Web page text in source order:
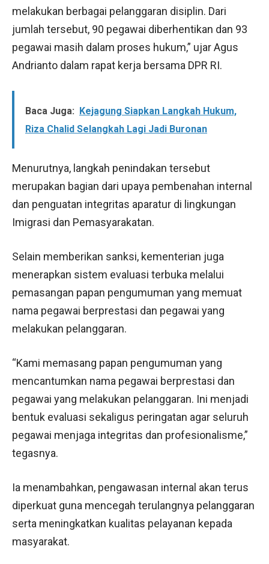
melakukan berbagai pelanggaran disiplin. Dari
jumlah tersebut, 90 pegawai diberhentikan dan 93
pegawai masih dalam proses hukum,” ujar Agus
Andrianto dalam rapat kerja bersama DPR RI.
Baca Juga: Kejagung Siapkan Langkah Hukum,
Riza Chalid Selangkah Lagi Jadi Buronan
Menurutnya, langkah penindakan tersebut
merupakan bagian dari upaya pembenahan internal
dan penguatan integritas aparatur di lingkungan
Imigrasi dan Pemasyarakatan.
Selain memberikan sanksi, kementerian juga
menerapkan sistem evaluasi terbuka melalui
pemasangan papan pengumuman yang memuat
nama pegawai berprestasi dan pegawai yang
melakukan pelanggaran.
“Kami memasang papan pengumuman yang
mencantumkan nama pegawai berprestasi dan
pegawai yang melakukan pelanggaran. Ini menjadi
bentuk evaluasi sekaligus peringatan agar seluruh
pegawai menjaga integritas dan profesionalisme,”
tegasnya.
Ia menambahkan, pengawasan internal akan terus
diperkuat guna mencegah terulangnya pelanggaran
serta meningkatkan kualitas pelayanan kepada
masyarakat.